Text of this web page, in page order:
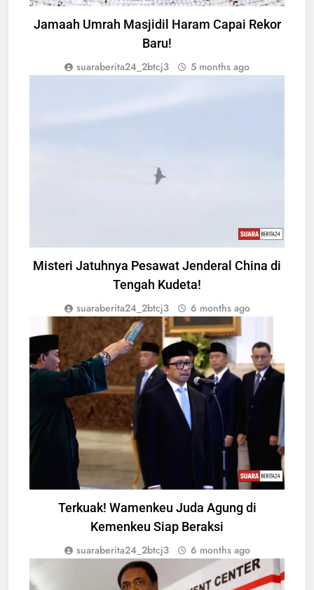
Jamaah Umrah Masjidil Haram Capai Rekor
Baru!
suaraberita24_2btcj3 5 months ago
Misteri Jatuhnya Pesawat Jenderal China di
Tengah Kudeta!
suaraberita24_2btcj3 6 months ago
NEWS
Terkuak! Wamenkeu Juda Agung di
Kemenkeu Siap Beraksi
suaraberita24_2btcj3 6 months ago
MARKET